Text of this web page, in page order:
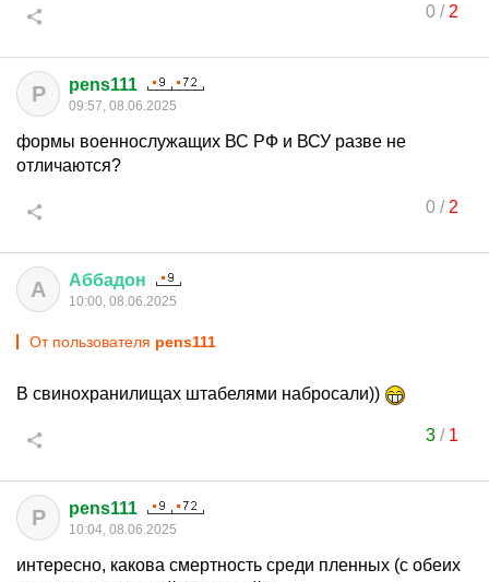
0/ 2
P pens111
09:57, 08.06.2025
формы военнослужащих ВС РФ и ВСУ разве не
отличаются?
0/ 2
А Аббадон
10:00, 08.06.2025
От пользователя pens111
В свинохранилищах штабелями набросали))
3/ 1
P pens111
10:04, 08.06.2025
интересно, какова смертность среди пленных (с обеих